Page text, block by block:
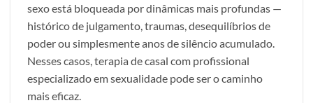
sexo está bloqueada por dinâmicas mais profundas —
histórico de julgamento, traumas, desequilíbrios de
poder ou simplesmente anos de silêncio acumulado.
Nesses casos, terapia de casal com profissional
especializado em sexualidade pode ser o caminho
mais eficaz.